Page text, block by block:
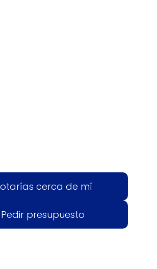
cerca de mí
Pedir presupuesto